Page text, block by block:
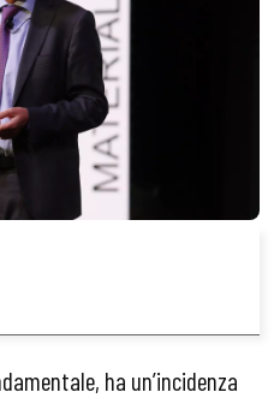
ha un’incidenza